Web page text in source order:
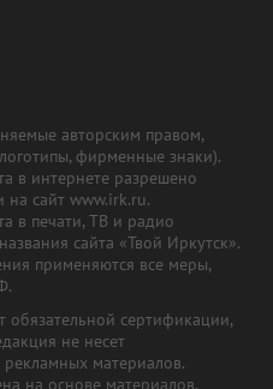
авторским правом,
фирменные знаки).
в интернете разрешено
на сайт www.irk.ru.
в печати, ТВ и радио
сайта «Твой Иркутск».
применяются все меры,
обязательной сертификации,
не несет
рекламных материалов.
на основе материалов,